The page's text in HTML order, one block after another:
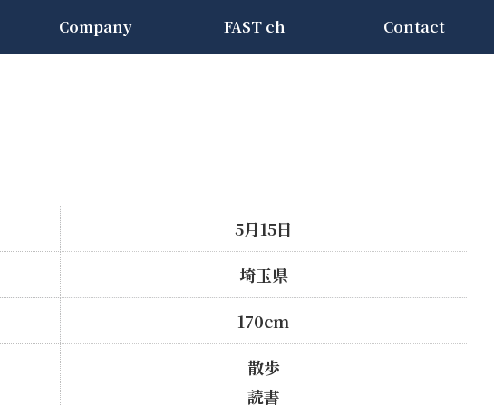
Company FAST ch Contact
5月15日
埼玉県
170cm
散歩
読書